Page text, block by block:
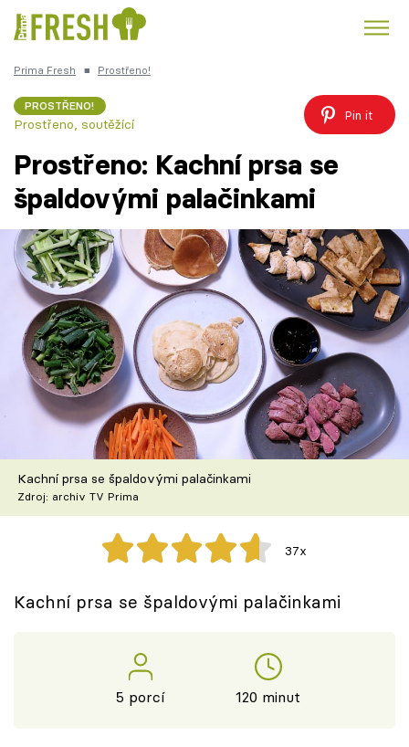
Česká kuchyně
Témata
Recepty
Články
TV Program
Škola vaření
Recepty z TV
Speciál: Cuketa
Těhotnej kuchař
Sledujte prima+
Prima Fresh ■ Prostřeno!
PROSTŘENO!
Prostřeno, soutěžící
Pin it
Prostřeno: Kachní prsa se
špaldovými palačinkami
Kachní prsa se špaldovými palačinkami
Zdroj: archiv TV Prima
37x
Kachní prsa se špaldovými palačinkami
5 porcí 120 minut